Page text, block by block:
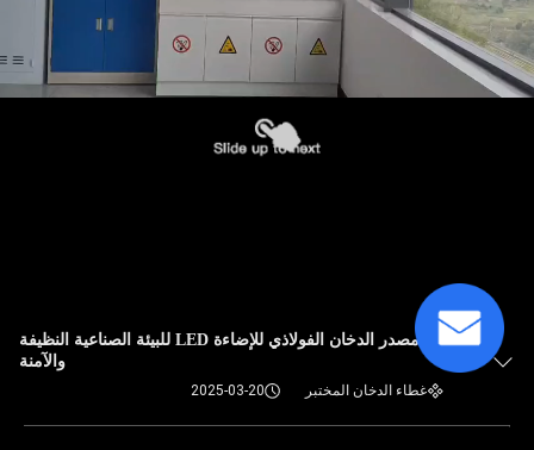
مصدر الدخان الفولاذي للإضاءة LED للبيئة الصناعية النظيفة
والآمنة
غطاء الدخان المختبر 2025-03-20